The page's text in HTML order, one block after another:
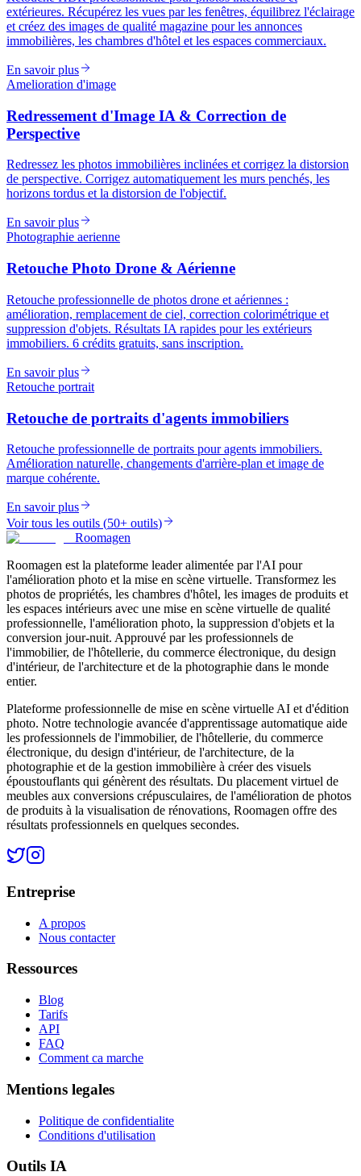
extérieures. Récupérez les vues par les fenêtres, équilibrez l'éclairage
et créez des images de qualité magazine pour les annonces
immobilières, les chambres d'hôtel et les espaces commerciaux.
En savoir plus
Amelioration d'image
Redressement d'Image IA & Correction de
Perspective
Redressez les photos immobilières inclinées et corrigez la distorsion
de perspective. Corrigez automatiquement les murs penchés, les
horizons tordus et la distorsion de l'objectif.
En savoir plus
Photographie aerienne
Retouche Photo Drone & Aérienne
Retouche professionnelle de photos drone et aériennes :
amélioration, remplacement de ciel, correction colorimétrique et
suppression d'objets. Résultats IA rapides pour les extérieurs
immobiliers. 6 crédits gratuits, sans inscription.
En savoir plus
Retouche portrait
Retouche de portraits d'agents immobiliers
Retouche professionnelle de portraits pour agents immobiliers.
Amélioration naturelle, changements d'arrière-plan et image de
marque cohérente.
En savoir plus
Voir tous les outils (50+ outils)
Roomagen
Roomagen est la plateforme leader alimentée par l'AI pour
l'amélioration photo et la mise en scène virtuelle. Transformez les
photos de propriétés, les chambres d'hôtel, les images de produits et
les espaces intérieurs avec une mise en scène virtuelle de qualité
professionnelle, l'amélioration photo, la suppression d'objets et la
conversion jour-nuit. Approuvé par les professionnels de
l'immobilier, de l'hôtellerie, du commerce électronique, du design
d'intérieur, de l'architecture et de la photographie dans le monde
entier.
Plateforme professionnelle de mise en scène virtuelle AI et d'édition
photo. Notre technologie avancée d'apprentissage automatique aide
les professionnels de l'immobilier, de l'hôtellerie, du commerce
électronique, du design d'intérieur, de l'architecture, de la
photographie et de la gestion immobilière à créer des visuels
époustouflants qui génèrent des résultats. Du placement virtuel de
meubles aux conversions crépusculaires, de l'amélioration de photos
de produits à la visualisation de rénovations, Roomagen offre des
résultats professionnels en quelques secondes.
Entreprise
A propos
Nous contacter
Ressources
Blog
Tarifs
API
FAQ
Comment ca marche
Mentions legales
Politique de confidentialite
Conditions d'utilisation
Outils IA